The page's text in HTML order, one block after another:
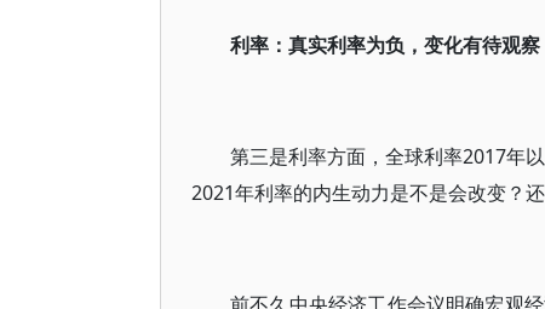
利率：真实利率为负，变化有待观察
第三是利率方面，全球利率2017年
2021年利率的内生动力是不是会改变？